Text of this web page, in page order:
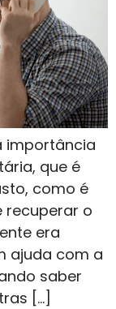
importância
que é
como é
recuperar o
era
ajuda com a
saber
[…]